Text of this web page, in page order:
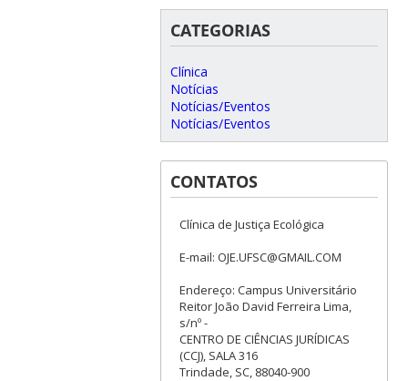
CATEGORIAS
Clínica
Notícias
Notícias/Eventos
Notícias/Eventos
CONTATOS
Clínica de Justiça Ecológica
E-mail: OJE.UFSC@GMAIL.COM
Endereço: Campus Universitário
Reitor João David Ferreira Lima,
s/nº -
CENTRO DE CIÊNCIAS JURÍDICAS
(CCJ), SALA 316
Trindade, SC, 88040-900